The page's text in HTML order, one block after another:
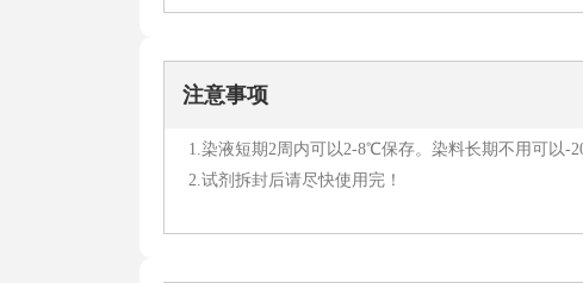
注意事项
1.染液短期2周内可以2-8℃保存。染料长期不用可以-
2.试剂拆封后请尽快使用完！